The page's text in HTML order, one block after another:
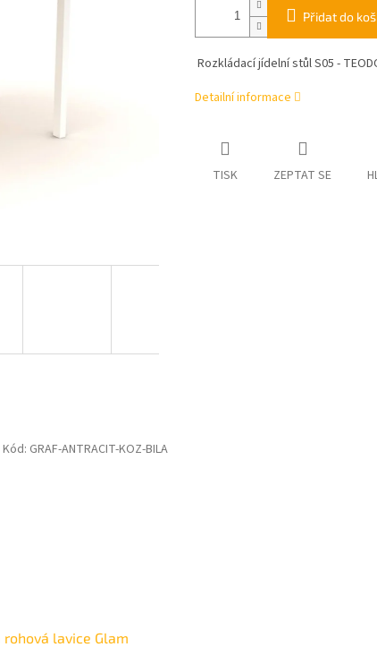
Přidat do
Rozkládací jídelní stůl S05 -
Detailní informace
TISK ZEPTAT SE
rohová lavice Glam
Kód: GRAF-ANTRACIT-KOZ-BILA